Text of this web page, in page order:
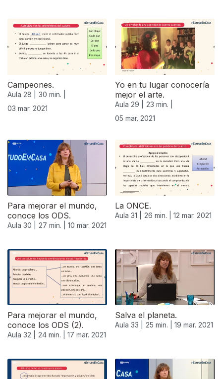
Campeones.
Aula 28 |
30 min. |
03 mar. 2021
Yo en tu lugar conocería
mejor el arte.
Aula 29 |
23 min. |
05 mar. 2021
Para mejorar el mundo,
conoce los ODS.
Aula 30 | 27 min. | 10 mar. 2021
La ONCE.
Aula 31 | 26 min. | 12 mar. 2021
Para mejorar el mundo,
conoce los ODS (2).
Aula 32 | 24 min. | 17 mar. 2021
Salva el planeta.
Aula 33 | 25 min. | 19 mar. 2021
535251